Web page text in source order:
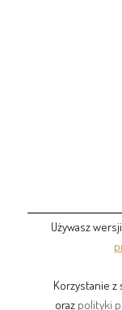
Używasz
Korzystanie z
oraz polityki